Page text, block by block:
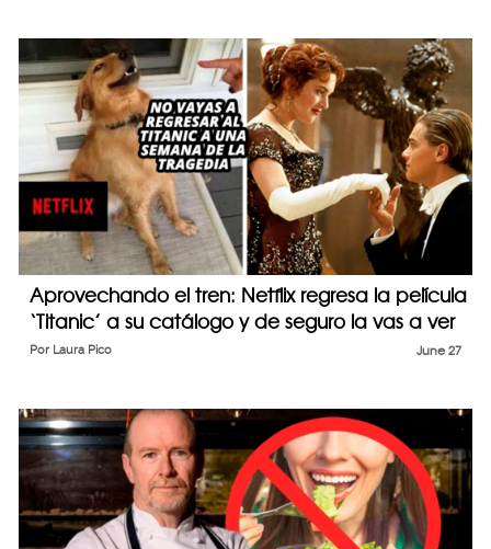
Aprovechando el tren: Netflix regresa la película
‘Titanic’ a su catálogo y de seguro la vas a ver
June 27
Por Laura Pico